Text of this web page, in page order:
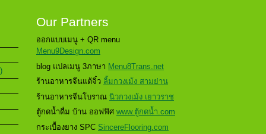
Our Partners
ออกแบบเมนู + QR menu
Menu9Design.com
blog แปลเมนู 3ภาษา Menu8Trans.net
ร้านอาหารจีนแต้จิ๋ว ลิ้มกวงเม้ง สามย่าน
ร้านอาหารจีนโบราณ นิวกวงเม้ง เยาวราช
ตู้กดน้ำดื่ม บ้าน ออฟฟิศ www.ตู้กดน้ำ.com
กระเบื้องยาง SPC SincereFlooring.com